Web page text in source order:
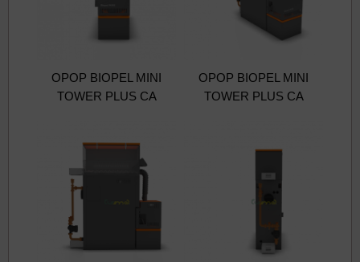
OPOP BIOPEL MINI
TOWER PLUS CA
OPOP BIOPEL MINI
TOWER PLUS CA